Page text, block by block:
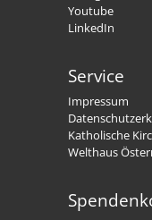
Youtube
LinkedIn
Service
Impressum
Katholische
Welthaus